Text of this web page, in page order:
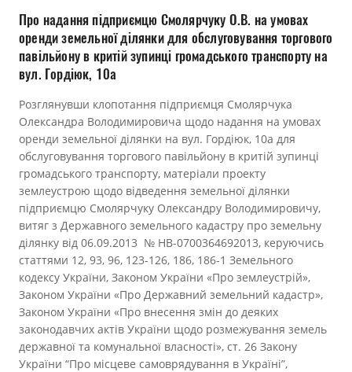
Документи
Про надання підприємцю Смолярчуку О.В. на умовах
оренди земельної ділянки для обслуговування торгового
павільйону в критій зупинці громадського транспорту на
вул. Гордіюк, 10а
Розглянувши клопотання підприємця Смолярчука
Олександра Володимировича щодо надання на умовах
оренди земельної ділянки на вул. Гордіюк, 10а для
обслуговування торгового павільйону в критій зупинці
громадського транспорту, матеріали проекту
землеустрою щодо відведення земельної ділянки
підприємцю Смолярчуку Олександру Володимировичу,
витяг з Державного земельного кадастру про земельну
ділянку від 06.09.2013 № НВ-0700364692013, керуючись
статтями 12, 93, 96, 123-126, 186, 186-1 Земельного
кодексу України, Законом України «Про землеустрій»,
Законом України «Про Державний земельний кадастр»,
Законом України «Про внесення змін до деяких
законодавчих актів України щодо розмежування земель
державної та комунальної власності», ст. 26 Закону
України “Про місцеве самоврядування в Україні”,